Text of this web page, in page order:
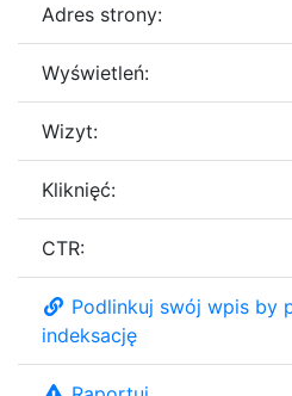
Adres strony:
Wyświetleń:
Wizyt:
Kliknięć:
CTR:
Podlinkuj swój wpis by
indeksację